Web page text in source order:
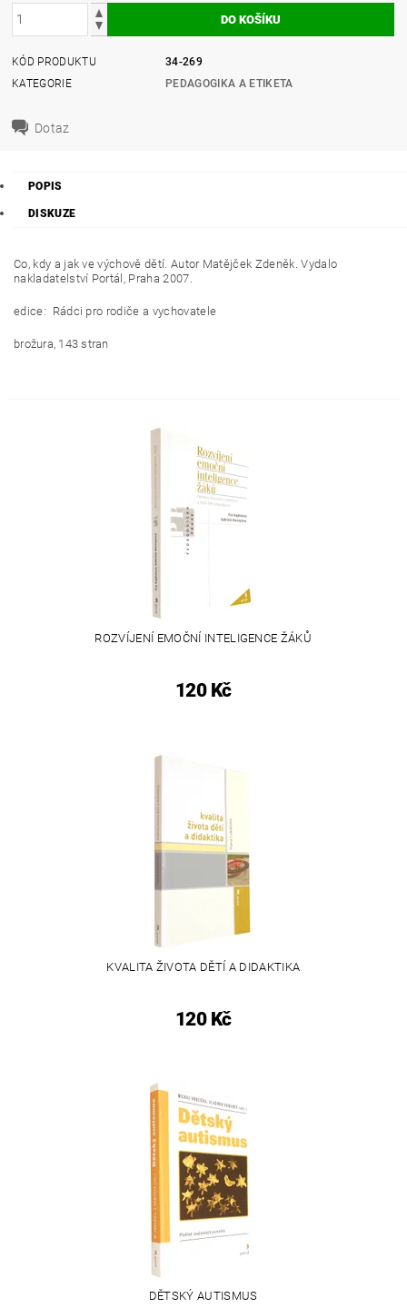
KÓD PRODUKTU
34-269
KATEGORIE
PEDAGOGIKA A ETIKETA
Dotaz
POPIS
DISKUZE
Co, kdy a jak ve výchově dětí. Autor Matějček Zdeněk. Vydalo
nakladatelství Portál, Praha 2007.
edice: Rádci pro rodiče a vychovatele
brožura, 143 stran
ROZVÍJENÍ EMOČNÍ INTELIGENCE ŽÁKŮ
120 Kč
KVALITA ŽIVOTA DĚTÍ A DIDAKTIKA
120 Kč
DĚTSKÝ AUTISMUS